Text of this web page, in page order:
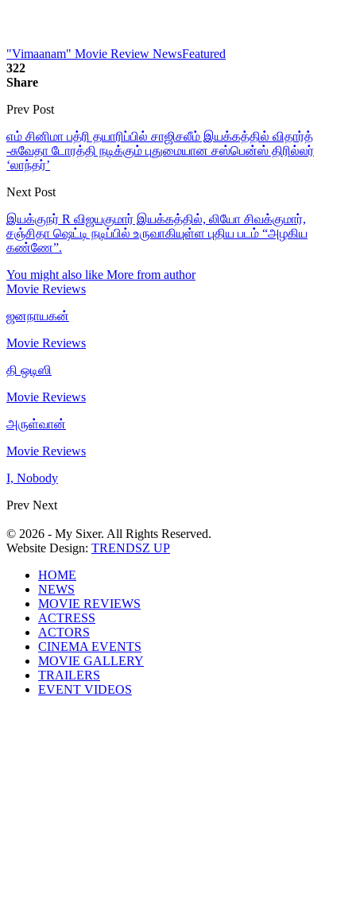
"Vimaanam" Movie Review NewsFeatured
322
Share
Prev Post
எம் சினிமா பத்ரி தயாரிப்பில் சாஜிசலீம் இயக்கத்தில் விதார்த்
-சுவேதா டோரத்தி நடிக்கும் புதுமையான சஸ்பென்ஸ் திரில்லர்
‘லாந்தர்’
Next Post
இயக்குநர் R விஜயகுமார் இயக்கத்தில், லியோ சிவக்குமார்,
சஞ்சிதா ஷெட்டி நடிப்பில் உருவாகியுள்ள புதிய படம் “அழகிய
கண்ணே”.
You might also like More from author
Movie Reviews
ஜனநாயகன்
Movie Reviews
தி ஒடிஸி
Movie Reviews
அருள்வான்
Movie Reviews
I, Nobody
Prev Next
© 2026 - My Sixer. All Rights Reserved.
Website Design: TRENDSZ UP
HOME
NEWS
MOVIE REVIEWS
ACTRESS
ACTORS
CINEMA EVENTS
MOVIE GALLERY
TRAILERS
EVENT VIDEOS